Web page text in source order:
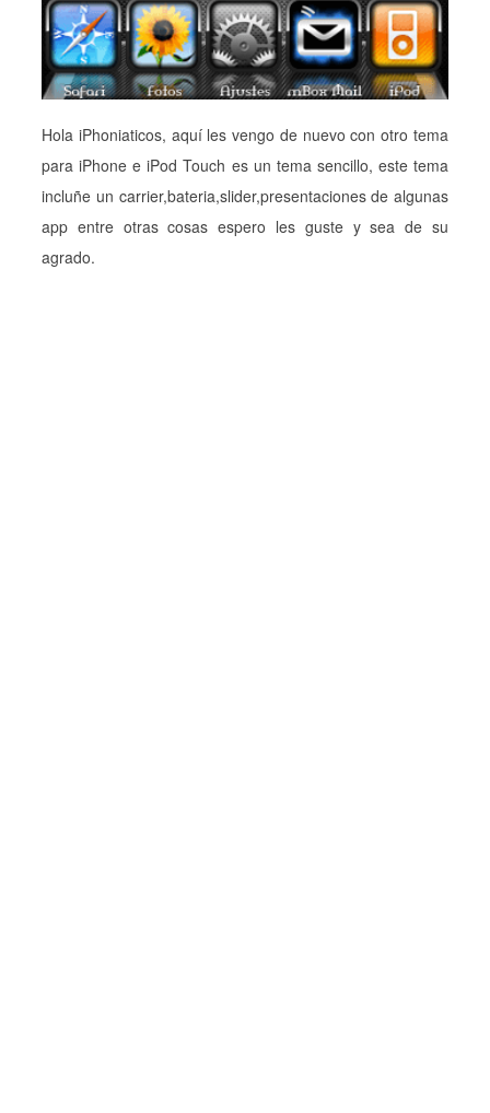
Hola iPhoniaticos, aquí les vengo de nuevo con otro tema
para iPhone e iPod Touch es un tema sencillo, este tema
incluñe un carrier,bateria,slider,presentaciones de algunas
app entre otras cosas espero les guste y sea de su
agrado.